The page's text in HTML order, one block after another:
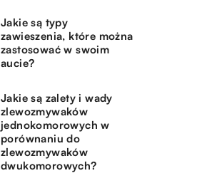
Jakie są typy
zawieszenia, które można
zastosować w swoim
aucie?
Jakie są zalety i wady
zlewozmywaków
jednokomorowych w
porównaniu do
zlewozmywaków
dwukomorowych?